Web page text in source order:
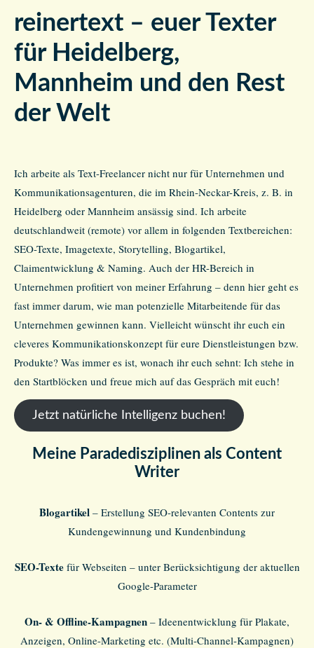
reinertext – euer Texter
für Heidelberg,
Mannheim und den Rest
der Welt
Ich arbeite als Text-Freelancer nicht nur für Unternehmen und
Kommunikationsagenturen, die im Rhein-Neckar-Kreis, z. B. in
Heidelberg oder Mannheim ansässig sind. Ich arbeite
deutschlandweit (remote) vor allem in folgenden Textbereichen:
SEO-Texte, Imagetexte, Storytelling, Blogartikel,
Claimentwicklung & Naming. Auch der HR-Bereich in
Unternehmen profitiert von meiner Erfahrung – denn hier geht es
fast immer darum, wie man potenzielle Mitarbeitende für das
Unternehmen gewinnen kann. Vielleicht wünscht ihr euch ein
cleveres Kommunikationskonzept für eure Dienstleistungen bzw.
Produkte? Was immer es ist, wonach ihr euch sehnt: Ich stehe in
den Startblöcken und freue mich auf das Gespräch mit euch!
Jetzt natürliche Intelligenz buchen!
Meine Paradedisziplinen als Content
Writer
Blogartikel – Erstellung SEO-relevanten Contents zur
Kundengewinnung und Kundenbindung
SEO-Textefür Webseiten – unter Berücksichtigung der aktuellen
Google-Parameter
On- & Offline-Kampagnen – Ideenentwicklung für Plakate,
Anzeigen, Online-Marketing etc. (Multi-Channel-Kampagnen)